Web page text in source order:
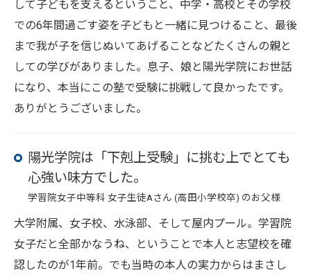
して子どもを支えるということ、中学・高校とその学校
での6年間過ごす姿を子どもと一緒に見つけること、最後
まで我が子を信じぬいてあげることなどたくさんの親と
しての学びがありました。息子、娘と陽光学院にお世話
になり、本当にこの塾で受験に挑戦して良かったです。
ありがとうございました。
陽光学院は「下剋上受験」に挑む上でとても
心強い味方でした。
学習院女子中等科 女子生徒Aさん (高田小学校卒) のお父様
大学附属、女子校、水泳部、そして屋内プール。学習院
女子だと全部かなうね、ということで本人と志望校を確
認したのが1年前。でも当時の本人の実力からはまさし